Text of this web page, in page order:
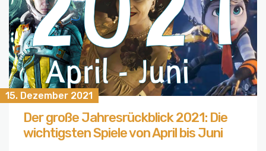
15. Dezember 2021
Der große Jahresrückblick 2021: Die
wichtigsten Spiele von April bis Juni